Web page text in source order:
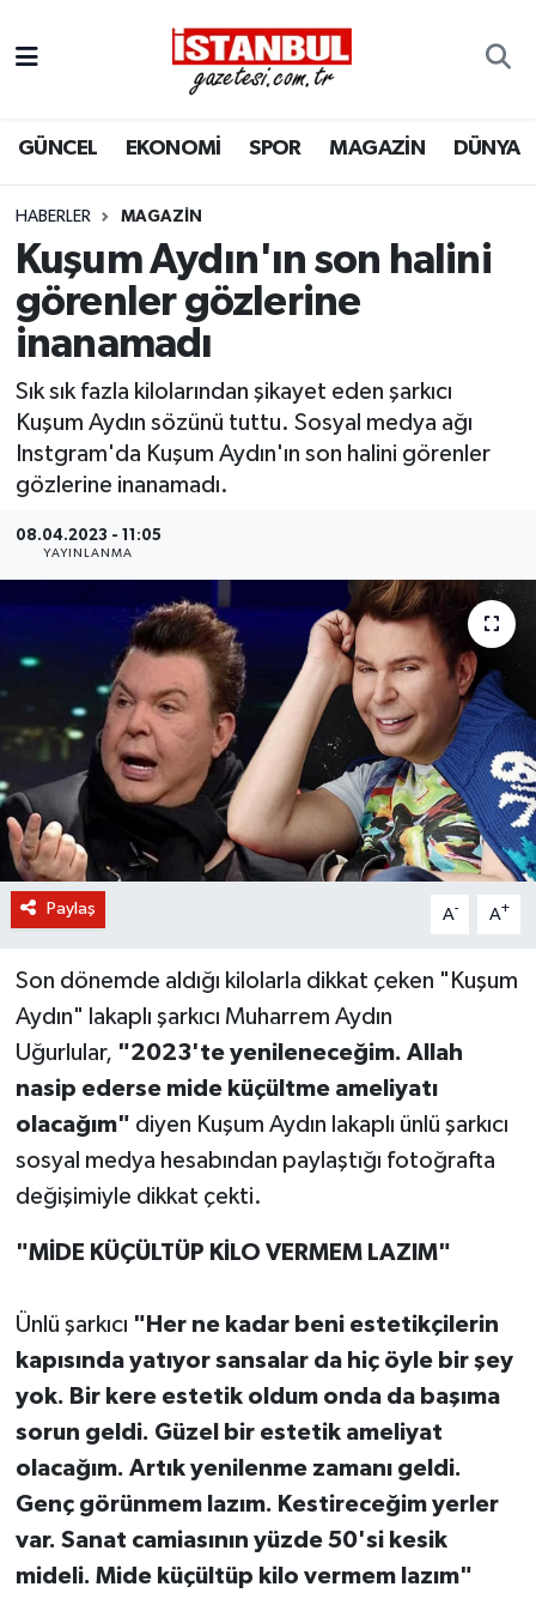
GÜNCEL EKONOMİ SPOR MAGAZİN DÜNYA
HABERLER MAGAZIN
Kuşum Aydın'ın son halini
görenler gözlerine
inanamadı
Sık sık fazla kilolarından şikayet eden şarkıcı
Kuşum Aydın sözünü tuttu. Sosyal medya ağı
Instgram'da Kuşum Aydın'ın son halini görenler
gözlerine inanamadı.
08.04.2023 - 11:05
YAYINLANMA
Paylaş A- A+
Son dönemde aldığı kilolarla dikkat çeken "Kuşum
Aydın" lakaplı şarkıcı Muharrem Aydın
Uğurlular, "2023'te yenileneceğim. Allah
nasip ederse mide küçültme ameliyatı
olacağım" diyen Kuşum Aydın lakaplı ünlü şarkıcı
sosyal medya hesabından paylaştığı fotoğrafta
değişimiyle dikkat çekti.
"MİDE KÜÇÜLTÜP KİLO VERMEM LAZIM"
Ünlü şarkıcı "Her ne kadar beni estetikçilerin
kapısında yatıyor sansalar da hiç öyle bir şey
yok. Bir kere estetik oldum onda da başıma
sorun geldi. Güzel bir estetik ameliyat
olacağım. Artık yenilenme zamanı geldi.
Genç görünmem lazım. Kestireceğim yerler
var. Sanat camiasının yüzde 50'si kesik
mideli. Mide küçültüp kilo vermem lazım"
EKONOMİ
İSTANBUL
DÜNYA
SPOR
MAGAZİN
KÜLTÜR SANAT
BİLİM VE TEKNOLOJİ
OTOMOBİL
KURUMSAL
Nöbetçi Eczaneler
Hava Durumu
Trafik Durumu
Süper Lig Puan Durumu ve Fikstür
Tüm Manşetler
Son Dakika Haberleri
Haber Arşivi